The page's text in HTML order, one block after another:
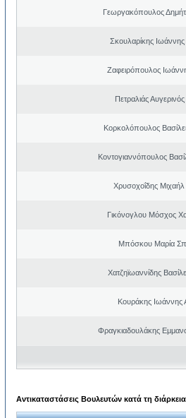
Γεωργακόπουλος
Σκουλαρίκης
Ζαφειρόπουλος
Πετραλιάς
Κορκολόπουλος
Κοντογιαννόπουλος
Χρυσοχοΐδης Μιχαήλ
Γικόνογλου Μόσχος
Μπόσκου Μαρία
Χατζηϊωαννίδης
Κουράκης Ιωάννης
Φραγκιαδουλάκης
Αντικαταστάσεις Βουλευτών κατά τη